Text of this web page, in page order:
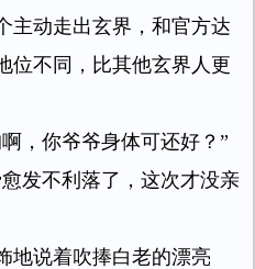
主动走出玄界，和官方达
位不同，比其他玄界人更
，你爷爷身体可还好？”
发不利落了，这次才没亲
地说着吹捧白老的漂亮